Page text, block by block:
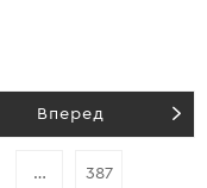
… 387
Вперед